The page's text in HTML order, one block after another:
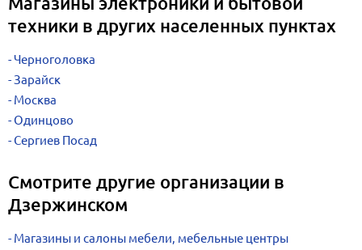
техники в других населенных пунктах
Черноголовка
Зарайск
Москва
Одинцово
Сергиев Посад
Смотрите другие организации в
Дзержинском
Магазины и салоны мебели, мебельные центры